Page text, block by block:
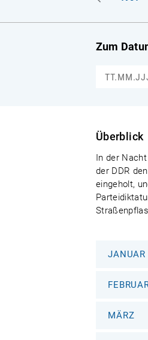
Zum
Überblick
In der
der DDR
eingeholt,
JANUAR
MÄRZ